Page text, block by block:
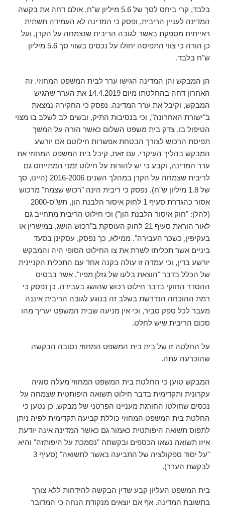
בלבד, קרי ביחס לסך של 5.6 מיליון ש"ח, אולם דחה את בקשה
המדינה לעניין הריבית, ופסק כי המדינה לא העמידה תשתית
ראייתית מספקת באשר לגובה הריבית שנצמחה על הקרן, ועל
כן הורה כי צווי התפיסה יחולו על נכסים בשווי סך 5.6 מיליון
ש"ח בלבד.
הן המבקש והן המדינה הגישו ערר לבית המשפט המחוזי. זה
האחרון דחה בהחלטתו מיום 14.4.2019 את הערר שהגיש
המבקש, וקיבל את ערר המדינה. נפסק כי החקירה נמצאת
ב"ישורת האחרונה", וכי בנסיבות התיק, ובשים לב לשלב בו מצוי
הטיפול בו, צדק בית משפט השלום כאשר הורה על המשך
תפיסת הרכוש לצורך הבטחת אפשרות חילוטם אם יורשע
המבקש בהליך העיקרי. עם זאת, קיבל בית המשפט המחוזי את
ערר המדינה, וקבע כי יש להורות על חילוט זמני המתייחס גם
לריבית שצמחה על הקרן במהלך השנים 2016-2006 (היינו, סך
של 1.8 מיליון ש"ח). נפסק כי ריבית הינה "רכוש שצמח" מרכוש
אסור כהגדרת סעיף 1 לחוק איסור הלבנת הון, תש"ס-2000
(להלן: "חוק איסור הלבנת הון") וכי חילוט הריבית מתחייב גם
לאור הוראת סעיף 21 לחוק העוסקת ב"רכוש הושג, במישרין או
בעקיפין, כשכר העבירה". ממילא, כך נפסק, עסקינן בסעד
ביניים אשר תכליתו לשרת את צו החילוט הסופי היה והמבקש
יורשע בדין, וכי עמדה זו עולה בקנה אחד עם התכלית הקניינית
של הכלל בדבר "הוצאת בלעו של גזלן מפיו", אשר בבסיס
ההסדר החוקי בדבר חילוט רכוש שהושג בעבירה. כן נפסק כי
רמת ההוכחה הנדרשת בשלב זה בנוגע לגובה הריבית איננה
מעבר לכל ספק סביר, וכי אין מניעה שבית המשפט יעריך מהו
סכום הריבית שיש לחלט.
על החלטה זו של בית בית המשפט המחוזי נסובה הבקשה
שהוכרעה עתה.
המבקש טוען כי החלטת בית המשפט המחוזי מעלה סוגיה
עקרונית ותקדימית בדבר חילוט תשואה היפותטית שצמחה על
נכסים שחולטו החורגת מעניינו הפרטני של מבקש. כן נטען כי
החלטת בית המשפט המחוזי כוללת קביעה תקדימית לפיה ניתן
לתפוס תשואה היפותטית כאמור גם כאשר המדינה אינה יודעת
איזו תשואה נשאו הכספים ובקשתה "נסמכת על היפותזה" והיא
"על יסוד ספקולציה של התביעה באשר לתשואה" (סעיף 3
לבקשת הערר).
בית המשפט העליון קבע שדין הבקשה להידחות ללא צורך
בתשובת המדינה. אף אם יוצאים מנקודת הנחה כי המדובר